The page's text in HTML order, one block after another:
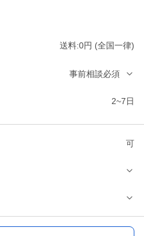
送料:0円 (全国一律)
事前相談必須
2~7日
可